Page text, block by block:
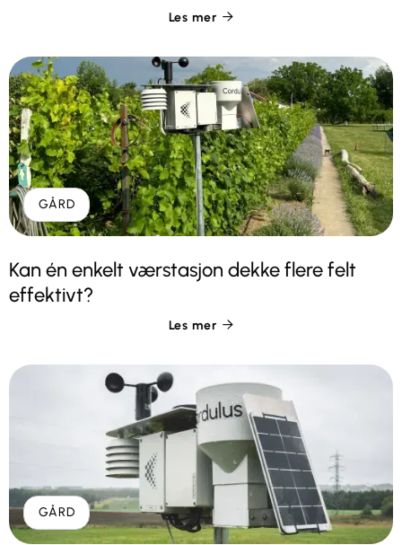
Les mer 
GÅRD
Kan én enkelt værstasjon dekke flere felt
effektivt?
Les mer 
GÅRD